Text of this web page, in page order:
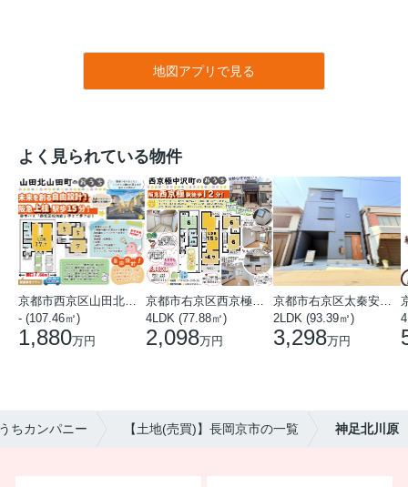
地図アプリで見る
よく見られている物件
京都市西京区山田北山田町
- (107.46㎡)
1,880万円
京都市右京区西京極中沢町
4LDK (77.88㎡)
2,098万円
京都市右京区太秦安井藤ノ木町
2LDK (93.39㎡)
3,298万円
ちカンパニー 【土地(売買)】長岡京市の一覧 神足北川原